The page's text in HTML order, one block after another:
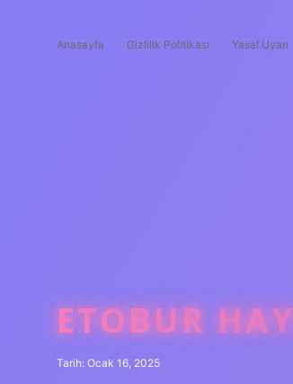
Anasayfa Gizlilik Politikası Yasal Uyarı
ETOBUR
Tarih: Ocak 16, 2025